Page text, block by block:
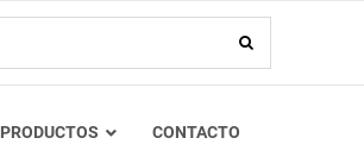
PRODUCTOS CONTACTO